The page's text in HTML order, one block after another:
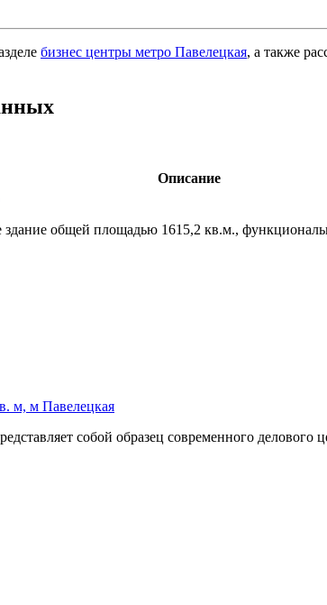
бизнес центры метро Павелецкая, а также
Описание
общей площадью 1615,­2 кв.м.,­
м, м Павелецкая
собой образец современного делового